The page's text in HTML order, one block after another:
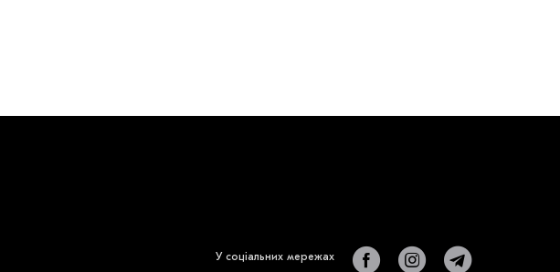
У соціальних мережах